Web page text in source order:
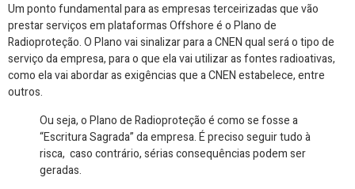
Um ponto fundamental para as empresas terceirizadas que vão
prestar serviços em plataformas Offshore é o Plano de
Radioproteção. O Plano vai sinalizar para a CNEN qual será o tipo de
serviço da empresa, para o que ela vai utilizar as fontes radioativas,
como ela vai abordar as exigências que a CNEN estabelece, entre
outros.
Ou seja, o Plano de Radioproteção é como se fosse a
“Escritura Sagrada” da empresa. É preciso seguir tudo à
risca, caso contrário, sérias consequências podem ser
geradas.